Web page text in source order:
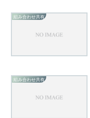
組み合わせ共有
組み合わせ共有